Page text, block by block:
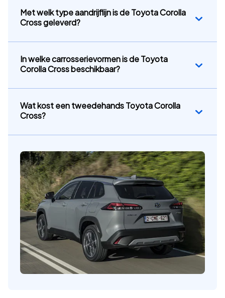
Met welk type aandrijflijn is de Toyota Corolla
Cross geleverd?
In welke carrosserievormen is de Toyota
Corolla Cross beschikbaar?
Wat kost een tweedehands Toyota Corolla
Cross?